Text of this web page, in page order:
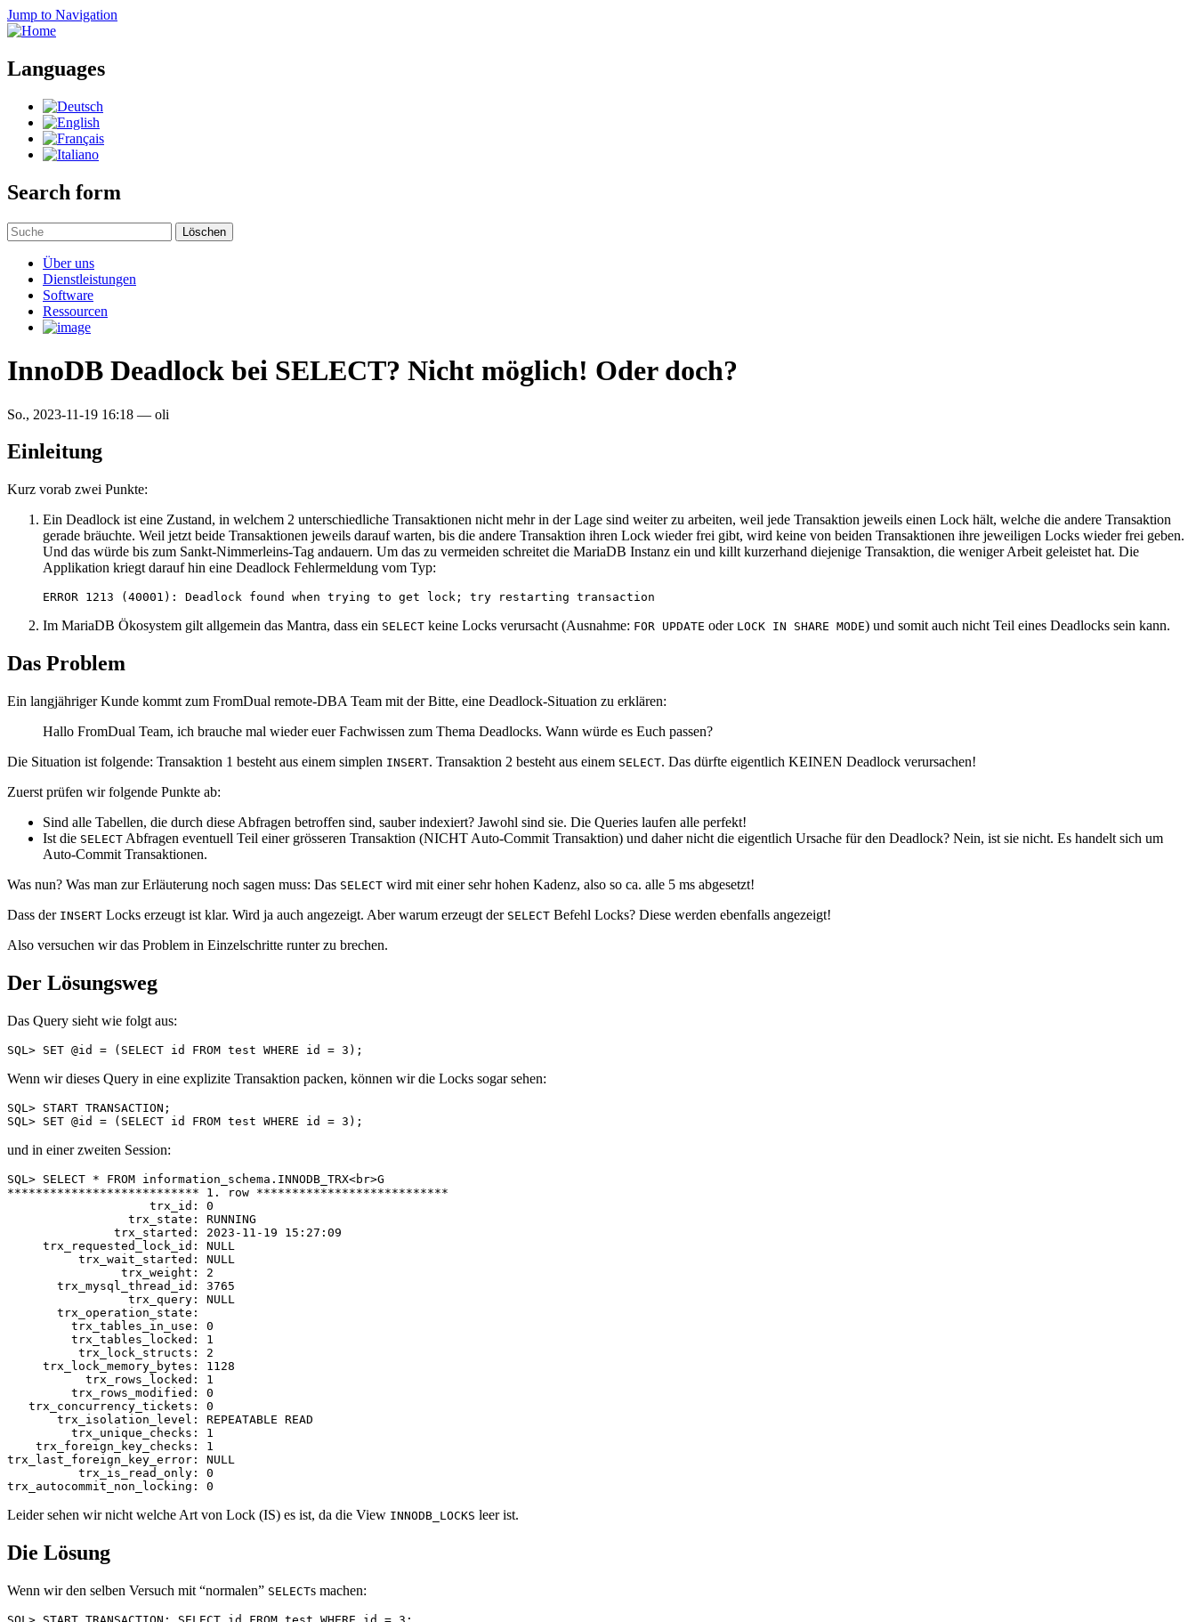
Jump to Navigation
Languages
Search form
Löschen
Über uns
Dienstleistungen
Software
Ressourcen
InnoDB Deadlock bei SELECT? Nicht möglich! Oder doch?
So., 2023-11-19 16:18 — oli
Einleitung
Kurz vorab zwei Punkte:
Ein Deadlock ist eine Zustand, in welchem 2 unterschiedliche Transaktionen nicht mehr in der Lage sind weiter zu arbeiten, weil jede Transaktion jeweils einen Lock hält, welche die andere Transaktion
gerade bräuchte. Weil jetzt beide Transaktionen jeweils darauf warten, bis die andere Transaktion ihren Lock wieder frei gibt, wird keine von beiden Transaktionen ihre jeweiligen Locks wieder frei geben.
Und das würde bis zum Sankt-Nimmerleins-Tag andauern. Um das zu vermeiden schreitet die MariaDB Instanz ein und killt kurzerhand diejenige Transaktion, die weniger Arbeit geleistet hat. Die
Applikation kriegt darauf hin eine Deadlock Fehlermeldung vom Typ:
Im MariaDB Ökosystem gilt allgemein das Mantra, dass ein SELECT keine Locks verursacht (Ausnahme: FOR UPDATE oder LOCK IN SHARE MODE) und somit auch nicht Teil eines Deadlocks sein kann.
Das Problem
Ein langjähriger Kunde kommt zum FromDual remote-DBA Team mit der Bitte, eine Deadlock-Situation zu erklären:
Hallo FromDual Team, ich brauche mal wieder euer Fachwissen zum Thema Deadlocks. Wann würde es Euch passen?
Die Situation ist folgende: Transaktion 1 besteht aus einem simplen INSERT. Transaktion 2 besteht aus einem SELECT. Das dürfte eigentlich KEINEN Deadlock verursachen!
Zuerst prüfen wir folgende Punkte ab:
Sind alle Tabellen, die durch diese Abfragen betroffen sind, sauber indexiert? Jawohl sind sie. Die Queries laufen alle perfekt!
Ist die SELECT Abfragen eventuell Teil einer grösseren Transaktion (NICHT Auto-Commit Transaktion) und daher nicht die eigentlich Ursache für den Deadlock? Nein, ist sie nicht. Es handelt sich um
Auto-Commit Transaktionen.
Was nun? Was man zur Erläuterung noch sagen muss: Das SELECT wird mit einer sehr hohen Kadenz, also so ca. alle 5 ms abgesetzt!
Dass der INSERT Locks erzeugt ist klar. Wird ja auch angezeigt. Aber warum erzeugt der SELECT Befehl Locks? Diese werden ebenfalls angezeigt!
Also versuchen wir das Problem in Einzelschritte runter zu brechen.
Der Lösungsweg
Das Query sieht wie folgt aus:
Wenn wir dieses Query in eine explizite Transaktion packen, können wir die Locks sogar sehen:
SQL> START TRANSACTION;
und in einer zweiten Session:
SQL> SELECT * FROM information_schema.INNODB_TRX<br>G
*************************** 1. row ***************************
                    trx_id: 0
                 trx_state: RUNNING
               trx_started: 2023-11-19 15:27:09
     trx_requested_lock_id: NULL
          trx_wait_started: NULL
                trx_weight: 2
       trx_mysql_thread_id: 3765
                 trx_query: NULL
       trx_operation_state:
         trx_tables_in_use: 0
         trx_tables_locked: 1
          trx_lock_structs: 2
     trx_lock_memory_bytes: 1128
           trx_rows_locked: 1
         trx_rows_modified: 0
   trx_concurrency_tickets: 0
       trx_isolation_level: REPEATABLE READ
         trx_unique_checks: 1
    trx_foreign_key_checks: 1
trx_last_foreign_key_error: NULL
          trx_is_read_only: 0
Leider sehen wir nicht welche Art von Lock (IS) es ist, da die View INNODB_LOCKS leer ist.
Die Lösung
Wenn wir den selben Versuch mit “normalen” SELECTs machen: